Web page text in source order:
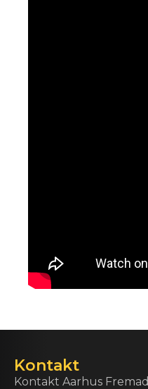
Kontakt
Kontakt Aarhus Fremad